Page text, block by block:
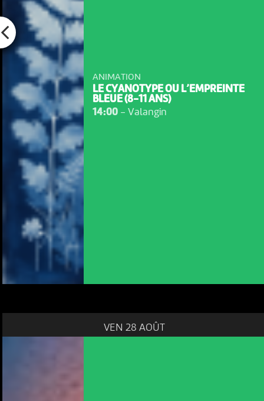
ANIMATION
LE CYANOTYPE OU L’EMPREINTE
BLEUE (8-11 ANS)
14:00- Valangin
VEN 28 AOÛT